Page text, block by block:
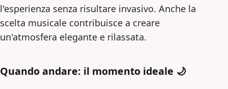
l'esperienza senza risultare invasivo. Anche la
scelta musicale contribuisce a creare
un'atmosfera elegante e rilassata.
Quando andare: il momento ideale 🌙